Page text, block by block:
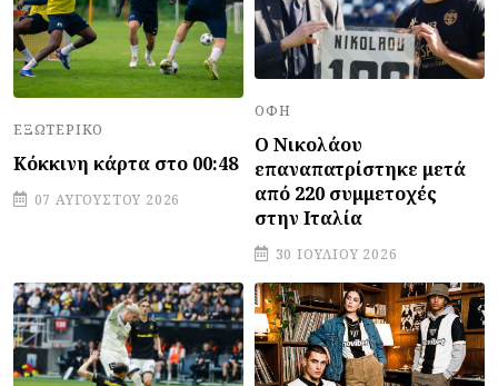
ΕΞΩΤΕΡΙΚΌ
Κόκκινη κάρτα στο 00:48
07 ΑΥΓΟΎΣΤΟΥ 2026
ΟΦΗ
Ο Νικολάου
επαναπατρίστηκε μετά
από 220 συμμετοχές
στην Ιταλία
30 ΙΟΥΛΊΟΥ 2026